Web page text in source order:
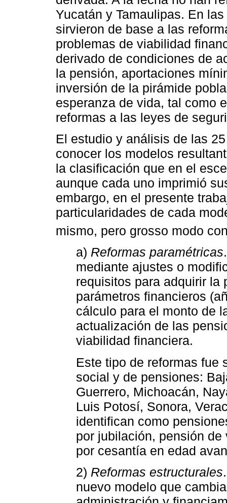
Yucatán y Tamaulipas. En
sirvieron de base a las
problemas de viabilidad
derivado de condiciones de
la pensión, aportaciones
inversión de la pirámide
esperanza de vida, tal como
reformas a las leyes de
El estudio y análisis de las
conocer los modelos
la clasificación que en el
aunque cada uno imprimió
embargo, en el presente
particularidades de cada
mismo, pero grosso modo
a) Reformas paramétricas
mediante ajustes o
requisitos para adquirir la
parámetros financieros
cálculo para el monto de
actualización de las
viabilidad financiera.
Este tipo de reformas fue
social y de pensiones:
Guerrero, Michoacán,
Luis Potosí, Sonora,
identifican como
por jubilación, pensión
por cesantía en edad
2) Reformas estructurales
nuevo modelo que